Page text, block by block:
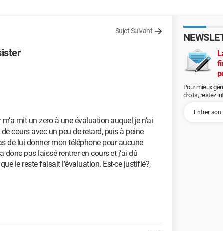
Sujet Suivant
mit un zero à une évaluation auquel je n’ai
cours avec un peu de retard, puis à peine
de lui donner mon téléphone pour aucune
donc pas laissé rentrer en cours et j’ai dû
le reste faisait l’évaluation. Est-ce justifié?,
Pour mieux
droits, restez